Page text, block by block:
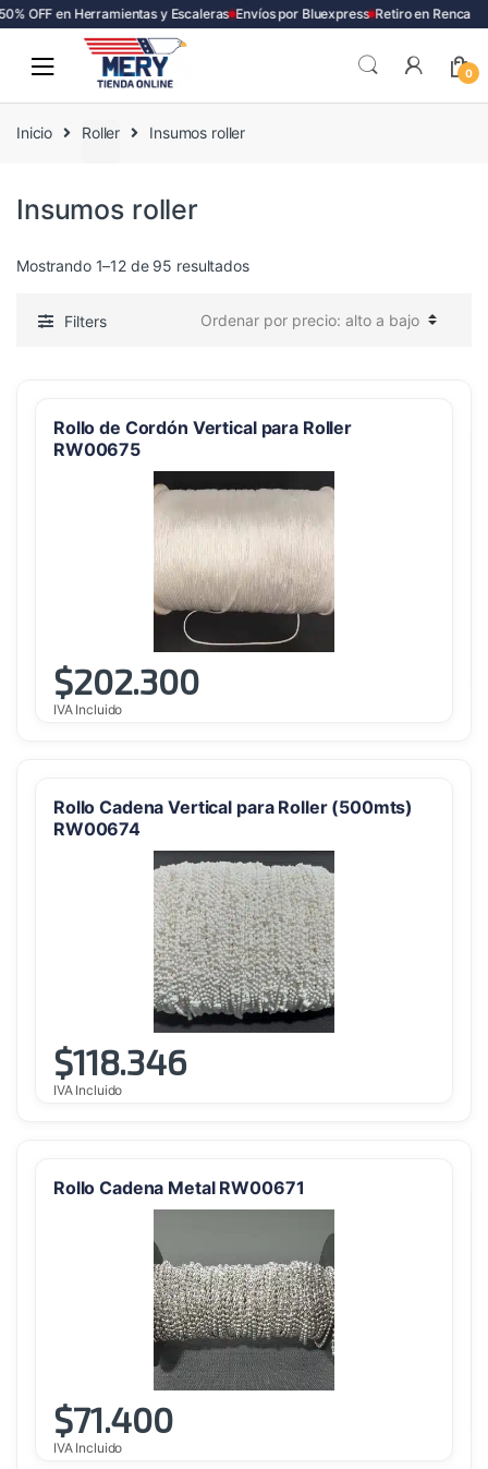
OFF en Herramientas y Escaleras Envíos por Bluexpress Retiro en Renca
0
Inicio Roller Insumos roller
Insumos roller
Mostrando 1–12 de 95 resultadosOrdenado
precio:
Filters
Rollo de Cordón Vertical para Roller
RW00675
$202.300
IVA Incluido
Rollo Cadena Vertical para Roller (500mts)
RW00674
$118.346
IVA Incluido
Rollo Cadena Metal RW00671
$71.400
IVA Incluido